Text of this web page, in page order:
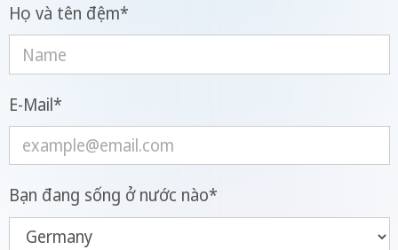
Họ và tên đệm*
E-Mail*
Bạn đang sống ở nước nào*